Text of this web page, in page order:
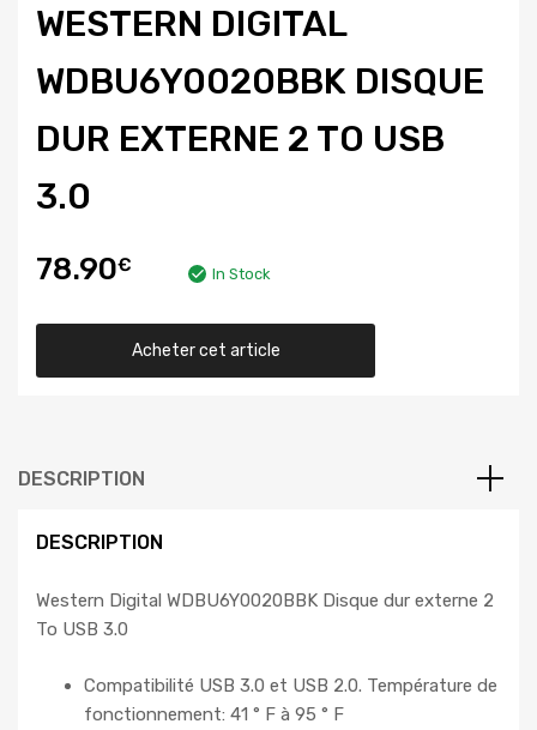
WESTERN DIGITAL
WDBU6Y0020BBK DISQUE
DUR EXTERNE 2 TO USB
3.0
78.90€ In Stock
Acheter cet article
DESCRIPTION
DESCRIPTION
Western Digital WDBU6Y0020BBK Disque dur externe 2
To USB 3.0
Compatibilité USB 3.0 et USB 2.0. Température de
fonctionnement: 41 ° F à 95 ° F